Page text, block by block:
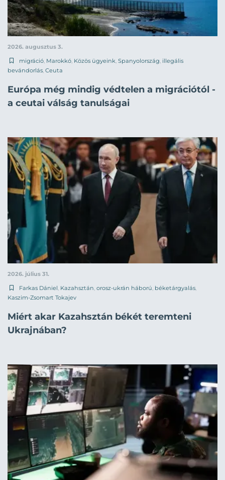
2026. augusztus 3.
migráció, Marokkó, Közös ügyeink, Spanyolország, illegális
bevándorlás, Ceuta
Európa még mindig védtelen a migrációtól -
a ceutai válság tanulságai
2026. július 31.
Farkas Dániel, Kazahsztán, orosz-ukrán háború, béketárgyalás,
Kaszim-Zsomart Tokajev
Miért akar Kazahsztán békét teremteni
Ukrajnában?